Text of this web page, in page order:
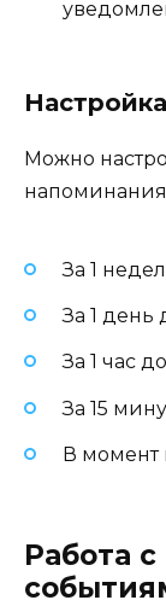
Можно
За 1
За 1 день
За 1 час
За 15
В момент
Работа